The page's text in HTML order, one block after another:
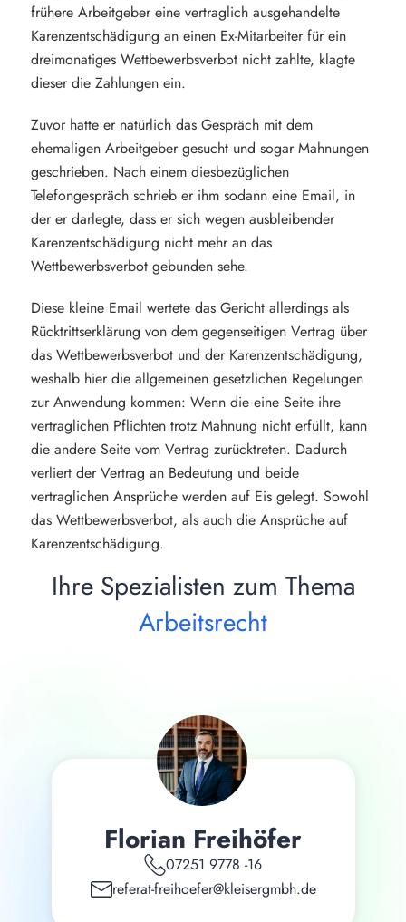
frühere Arbeitgeber eine vertraglich ausgehandelte
Karenzentschädigung an einen Ex-Mitarbeiter für ein
dreimonatiges Wettbewerbsverbot nicht zahlte, klagte
dieser die Zahlungen ein.
Zuvor hatte er natürlich das Gespräch mit dem
ehemaligen Arbeitgeber gesucht und sogar Mahnungen
geschrieben. Nach einem diesbezüglichen
Telefongespräch schrieb er ihm sodann eine Email, in
der er darlegte, dass er sich wegen ausbleibender
Karenzentschädigung nicht mehr an das
Wettbewerbsverbot gebunden sehe.
Diese kleine Email wertete das Gericht allerdings als
Rücktrittserklärung von dem gegenseitigen Vertrag über
das Wettbewerbsverbot und der Karenzentschädigung,
weshalb hier die allgemeinen gesetzlichen Regelungen
zur Anwendung kommen: Wenn die eine Seite ihre
vertraglichen Pflichten trotz Mahnung nicht erfüllt, kann
die andere Seite vom Vertrag zurücktreten. Dadurch
verliert der Vertrag an Bedeutung und beide
vertraglichen Ansprüche werden auf Eis gelegt. Sowohl
das Wettbewerbsverbot, als auch die Ansprüche auf
Karenzentschädigung.
Ihre Spezialisten zum Thema
Arbeitsrecht
Florian Freihöfer
07251 9778 -16
referat-freihoefer@kleisergmbh.de